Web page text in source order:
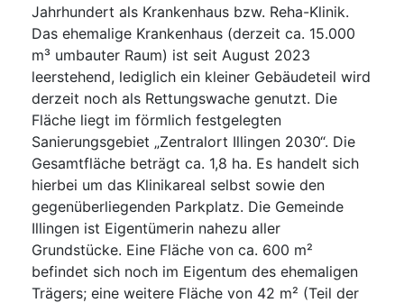
Jahrhundert als Krankenhaus bzw. Reha-Klinik.
Das ehemalige Krankenhaus (derzeit ca. 15.000
m³ umbauter Raum) ist seit August 2023
leerstehend, lediglich ein kleiner Gebäudeteil wird
derzeit noch als Rettungswache genutzt. Die
Fläche liegt im förmlich festgelegten
Sanierungsgebiet „Zentralort Illingen 2030“. Die
Gesamtfläche beträgt ca. 1,8 ha. Es handelt sich
hierbei um das Klinikareal selbst sowie den
gegenüberliegenden Parkplatz. Die Gemeinde
Illingen ist Eigentümerin nahezu aller
Grundstücke. Eine Fläche von ca. 600 m²
befindet sich noch im Eigentum des ehemaligen
Trägers; eine weitere Fläche von 42 m² (Teil der